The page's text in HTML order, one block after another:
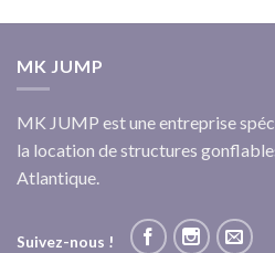
MK JUMP
MK JUMP est une entreprise
la location de structures
Atlantique.
Suivez-nous !